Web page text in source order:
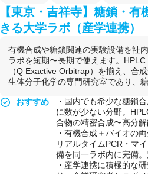
用途例
・自社に有機合成設備
プ・ベンチャーが、グ
や低〜中分子の合成実
・大企業の研究員が社
滞っている際に、都市
拠点として定期的に利用
・食品・素材・化学メ
いが社内リソースが限
談と実験インフラをセ
・半導体・電子部品メ
製・評価したい際に、
・大学や公的機関の研
用する場合にも、土曜
る
【東京・吉祥寺】糖鎖・
きる大学ラボ（産学連携）
有機合成や糖鎖関連の実験設備を社
ラボを短期〜長期で使えます。
（Q Exactive Orbitrap）を揃え、合
生体分子化学の専門研究室であり、
おすすめ
・国内でも希少な糖鎖
に数が少ない分野。
合物の精密合成〜高分
・有機合成＋バイオの
リアルタイムPCR・マ
備を同一ラボ内に完備
・産学連携に積極的な
り、企業研究者とラボ